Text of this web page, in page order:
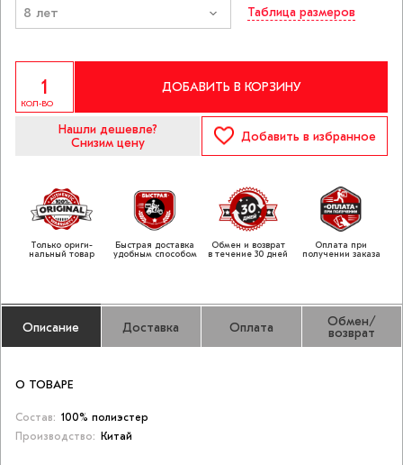
8 лет Таблица размеров
КОЛ-ВО
ДОБАВИТЬ В КОРЗИНУ
Нашли дешевле?
Снизим цену
Добавить в избранное
Только ориги­
нальный товар
Быстрая доставка
удобным способом
Обмен и возврат
в течение 30 дней
Оплата при
получении заказа
Описание Доставка Оплата Обмен/
возврат
О ТОВАРЕ
Состав: 100% полиэстер
Производство:
Китай